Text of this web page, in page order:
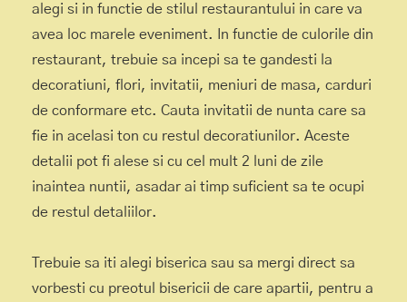
alegi si in functie de stilul restaurantului in care va
avea loc marele eveniment. In functie de culorile din
restaurant, trebuie sa incepi sa te gandesti la
decoratiuni, flori, invitatii, meniuri de masa, carduri
de conformare etc. Cauta invitatii de nunta care sa
fie in acelasi ton cu restul decoratiunilor. Aceste
detalii pot fi alese si cu cel mult 2 luni de zile
inaintea nuntii, asadar ai timp suficient sa te ocupi
de restul detaliilor.
Trebuie sa iti alegi biserica sau sa mergi direct sa
vorbesti cu preotul bisericii de care apartii, pentru a